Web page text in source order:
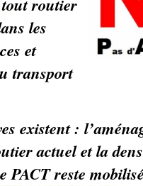
routier
les
et
transport
existent :
actuel et la
PACT reste